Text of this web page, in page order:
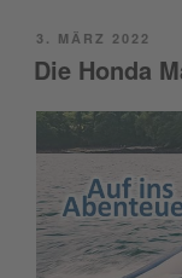
POSTED
ON
3. MÄRZ 2022
Die Honda